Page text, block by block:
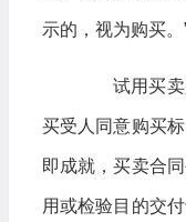
示的，视为购买。
试用买卖
买受人同意购买
即成就，买卖合
用或检验目的交